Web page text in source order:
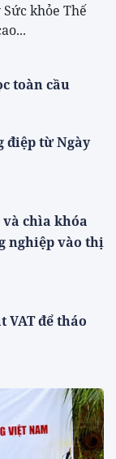
khỏe Thế
toàn cầu
điệp từ Ngày
chìa khóa
nghiệp vào thị
VAT để tháo